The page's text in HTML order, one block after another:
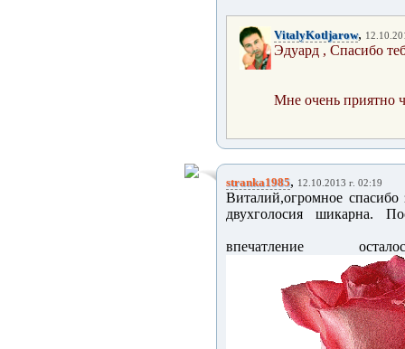
VitalyKotljarow,
Эдуард , Спасибо
Мне очень приятно
stranka1985, 12.10.2013 г. 02:19
Виталий,огромное спасибо
двухголосия шикарна.
впечатление